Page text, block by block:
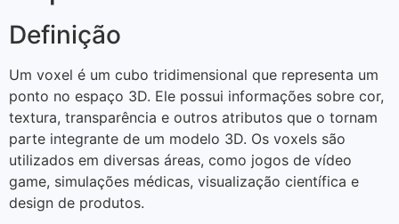
Definição
Um voxel é um cubo tridimensional que representa um
ponto no espaço 3D. Ele possui informações sobre cor,
textura, transparência e outros atributos que o tornam
parte integrante de um modelo 3D. Os voxels são
utilizados em diversas áreas, como jogos de vídeo
game, simulações médicas, visualização científica e
design de produtos.